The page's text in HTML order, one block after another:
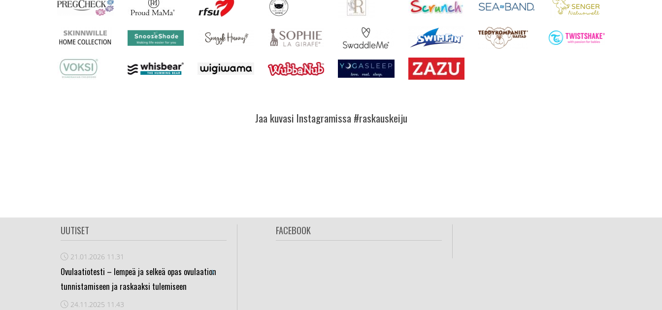
Jaa kuvasi Instagramissa #raskauskeiju
UUTISET
21.01.2026 11.31
Ovulaatiotesti – lempeä ja selkeä opas ovulaation
tunnistamiseen ja raskaaksi tulemiseen
›
24.11.2025 11.43
FACEBOOK